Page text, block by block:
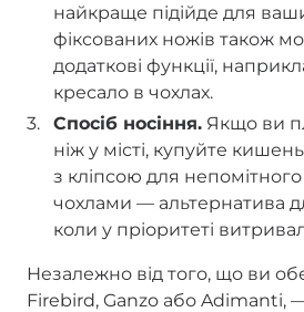
найкраще підійде для
фіксованих ножів також
додаткові функції,
кресало в чохлах.
Спосіб носіння. Якщо ви
ніж у місті, купуйте
з кліпсою для
чохлами — альтернатива
коли у пріоритеті
Незалежно від того, що ви
Firebird, Ganzo або Adimanti,